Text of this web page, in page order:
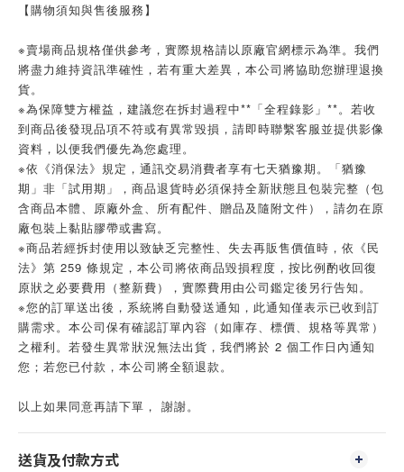
【購物須知與售後服務】
※賣場商品規格僅供參考，實際規格請以原廠官網標示為準。我們
將盡力維持資訊準確性，若有重大差異，本公司將協助您辦理退換
貨。
※為保障雙方權益，建議您在拆封過程中**「全程錄影」**。若收
到商品後發現品項不符或有異常毀損，請即時聯繫客服並提供影像
資料，以便我們優先為您處理。
※依《消保法》規定，通訊交易消費者享有七天猶豫期。「猶豫
期」非「試用期」，商品退貨時必須保持全新狀態且包裝完整（包
含商品本體、原廠外盒、所有配件、贈品及隨附文件），請勿在原
廠包裝上黏貼膠帶或書寫。
※商品若經拆封使用以致缺乏完整性、失去再販售價值時，依《民
法》第 259 條規定，本公司將依商品毀損程度，按比例酌收回復
原狀之必要費用（整新費），實際費用由公司鑑定後另行告知。
※您的訂單送出後，系統將自動發送通知，此通知僅表示已收到訂
購需求。本公司保有確認訂單內容（如庫存、標價、規格等異常）
之權利。若發生異常狀況無法出貨，我們將於 2 個工作日內通知
您；若您已付款，本公司將全額退款。
以上如果同意再請下單， 謝謝。
送貨及付款方式